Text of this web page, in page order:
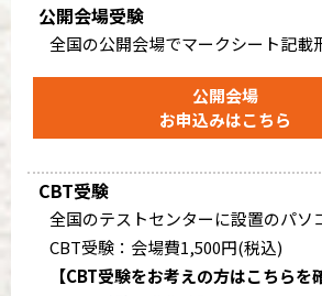
公開会場受験
全国の公開会場でマークシート記載
公開会場
お申込みはこちら
CBT受験
全国のテストセンターに設置のパソ
CBT受験：会場費1,500円(税込)
【CBT受験をお考えの方はこちらを